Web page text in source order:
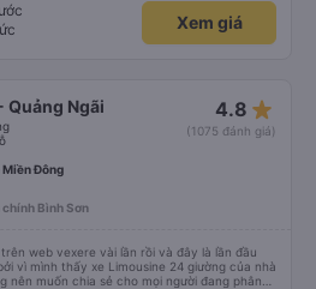
Xem giá
Quảng Ngãi 4.8 star_rate
(1075 đánh giá)
Miền Đông
Bình Sơn
web vexere vài lần rồi và đây là lần đầu
vì mình thấy xe Limousine 24 giường của nhà
nên muốn chia sẻ cho mọi người đang phân